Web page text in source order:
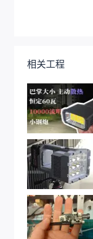
相关工程